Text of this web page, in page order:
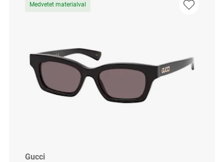
Medvetet materialval
Gucci